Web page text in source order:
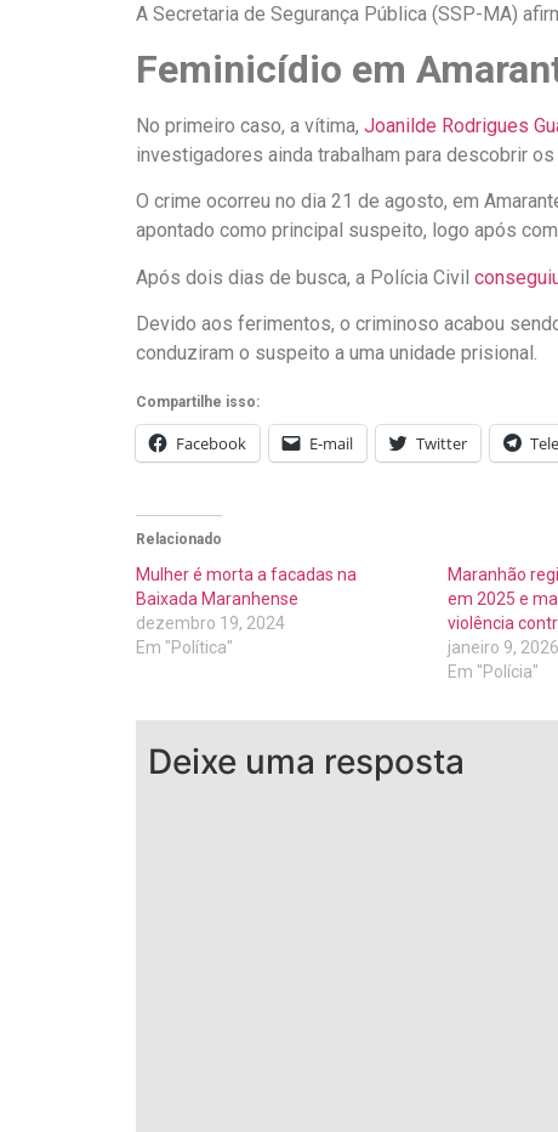
A Secretaria de Segurança Pública (SSP-MA)
Feminicídio em
No primeiro caso, a vítima, Joanilde Rodrigues
investigadores ainda trabalham para descobrir
O crime ocorreu no dia 21 de agosto, em
apontado como principal suspeito, logo após
Após dois dias de busca, a Polícia Civil
Devido aos ferimentos, o criminoso acabou
conduziram o suspeito a uma unidade prisional.
Compartilhe isso:
Facebook E-mail Twitter
Relacionado
Mulher é morta a facadas na
Baixada Maranhense
dezembro 19, 2024
Em "Política"
Maranhão
em 2025 e
violência
janeiro 9, 2026
Em "Polícia"
Deixe uma resposta